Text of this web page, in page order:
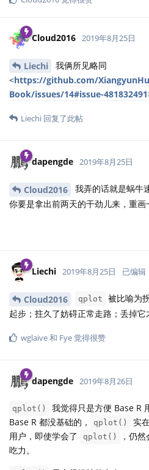
Cloud2016 2019年8月25日
Liechi
我俩所见略同
<https://github.com/
Book/issues/14#issue-481832491
Liechi 回复了此帖
dapengde 2019年8月25日
Cloud2016
我弄的话就是蜗牛
你要是拿出前两天的干劲儿来，重画
Liechi 2019年8月25日 已编辑
Cloud2016 qplot
被比喻为
起步；拄久了妨碍正常走路；丢掉它
wglaive和 Fye觉得很赞
dapengde 2019年8月26日
qplot()
我觉得只是方便 Base R
Base R 都没基础的，
qplot()
实
用户，即使学会了
qplot()
，仍
吃力。